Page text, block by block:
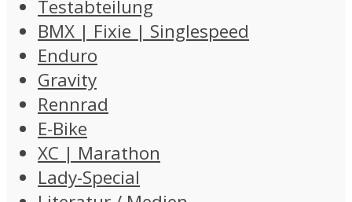
Testabteilung
BMX | Fixie | Singlespeed
Enduro
Gravity
Rennrad
E-Bike
XC | Marathon
Lady-Special